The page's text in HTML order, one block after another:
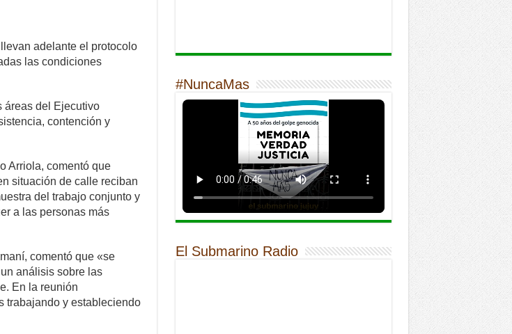
adelante el protocolo
las condiciones
áreas del Ejecutivo
contención y
Arriola, comentó que
situación de calle reciban
del trabajo conjunto y
a las personas más
comentó que «se
análisis sobre las
En la reunión
trabajando y estableciendo
#NuncaMas
El Submarino Radio